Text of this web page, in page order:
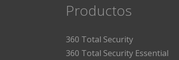
Productos
360 Total Security
360 Total Security Essential